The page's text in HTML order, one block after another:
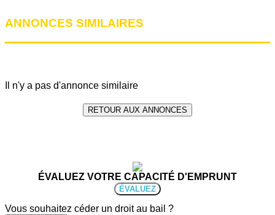
ANNONCES SIMILAIRES
Il n'y a pas d'annonce similaire
RETOUR AUX ANNONCES
ÉVALUEZ VOTRE CAPACITÉ D'EMPRUNT
ÉVALUEZ
Vous souhaitez céder un droit au bail ?